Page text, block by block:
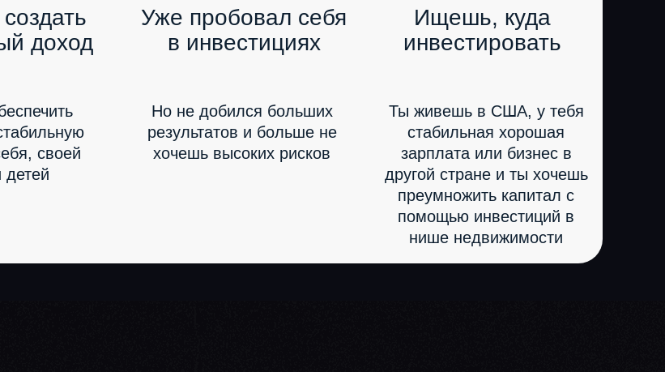
доход
своей
детей
Уже пробовал себя
в инвестициях
Ищешь, куда
инвестировать
Но не добился больших
результатов и больше не
хочешь высоких рисков
Ты живешь в США, у тебя
стабильная хорошая
зарплата или бизнес в
другой стране и ты хочешь
преумножить капитал с
помощью инвестиций в
нише недвижимости